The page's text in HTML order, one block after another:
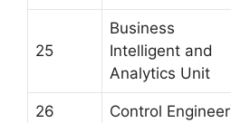
25
Business
Intelligent and
Analytics Unit
26 Control Engineer